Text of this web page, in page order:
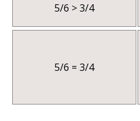
5/6 > 3/4
5/6 = 3/4